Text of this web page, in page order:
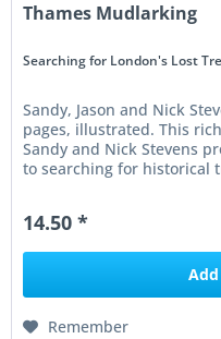
Thames Mudlarking
Searching for London's Lost
Sandy, Jason and Nick
pages, illustrated. This
Sandy and Nick Stevens
to searching for historical
14.50 *
Remember